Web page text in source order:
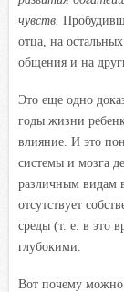
чувств.
отца, на
общения и на
Это еще одно
годы жизни
влияние. И это
системы и мозга
различным видам
отсутствует
среды (т. е. в это
глубокими.
Вот почему